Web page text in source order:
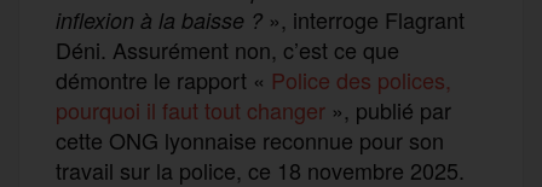
inflexion à la baisse ? », interroge Flagrant
Déni. Assurément non, c’est ce que
démontre le rapport « Police des polices,
pourquoi il faut tout changer », publié par
cette ONG lyonnaise reconnue pour son
travail sur la police, ce 18 novembre 2025.